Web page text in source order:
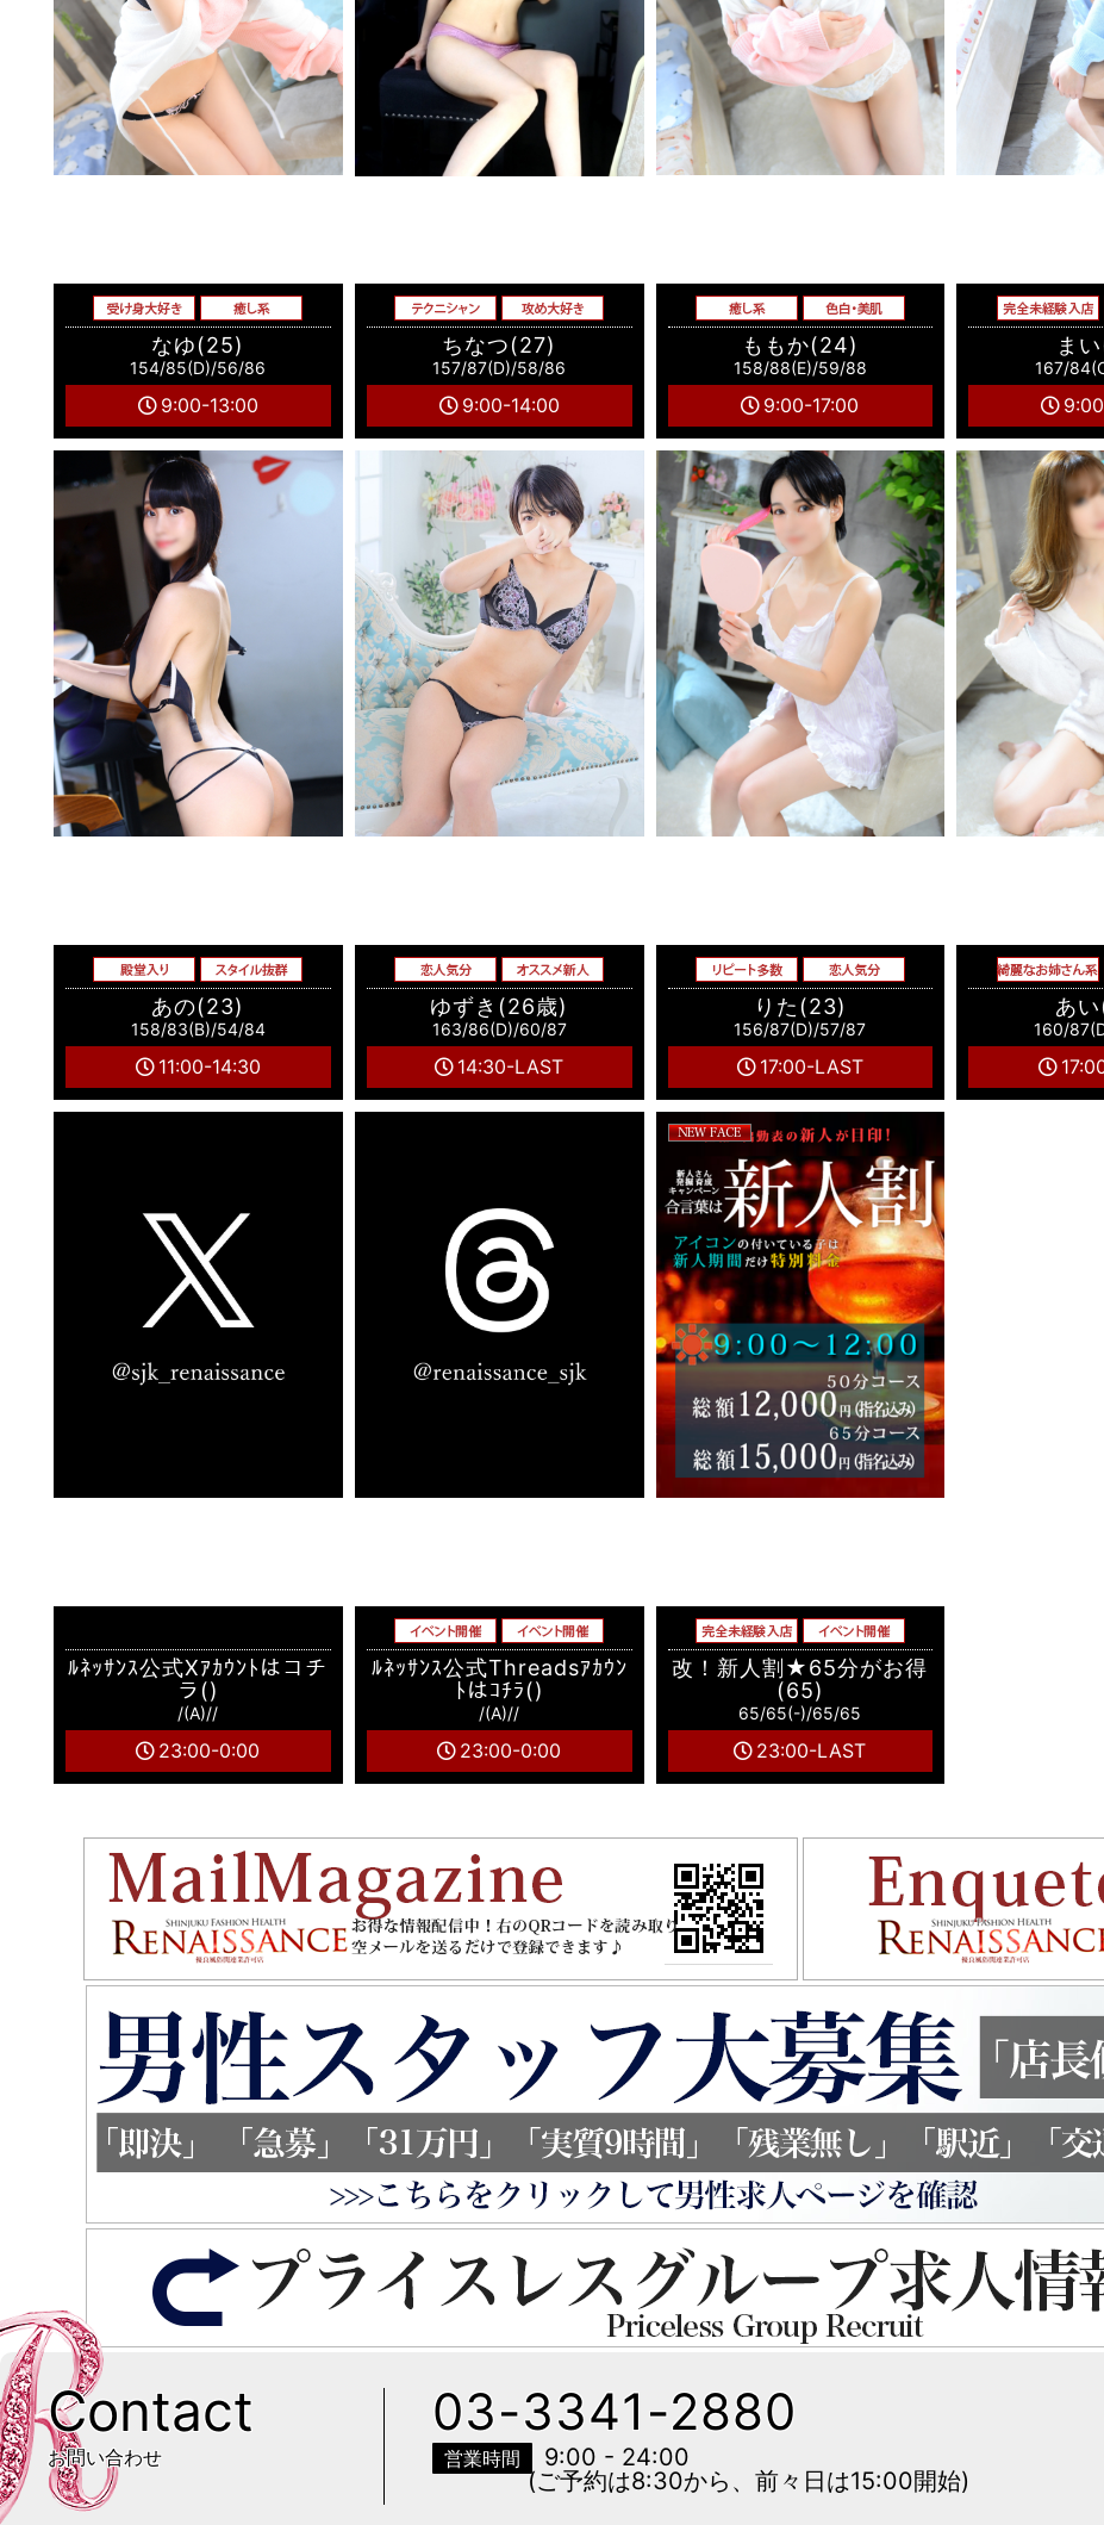
なゆ(25)
154/85(D)/56/86
9:00-13:00
ちなつ(27)
157/87(D)/58/86
9:00-14:00
ももか(24)
158/88(E)/59/88
9:00-17:00
ま
167/
あの(23)
158/83(B)/54/84
11:00-14:30
ゆずき(26歳)
163/86(D)/60/87
14:30-LAST
りた(23)
156/87(D)/57/87
17:00-LAST
あ
160/
ﾙﾈｯｻﾝｽ公式Xｱｶｳﾝﾄはコチ
ラ()
/(A)//
23:00-0:00
ﾙﾈｯｻﾝｽ公式Threadsｱｶｳﾝ
ﾄはｺﾁﾗ()
/(A)//
23:00-0:00
改！新人割★65分がお得
(65)
65/65(-)/65/65
23:00-LAST
Contact
お問い合わせ
03-3341-2880
営業時間
9:00 - 24:00
(ご予約は8:30から、前々日は15:00開始)